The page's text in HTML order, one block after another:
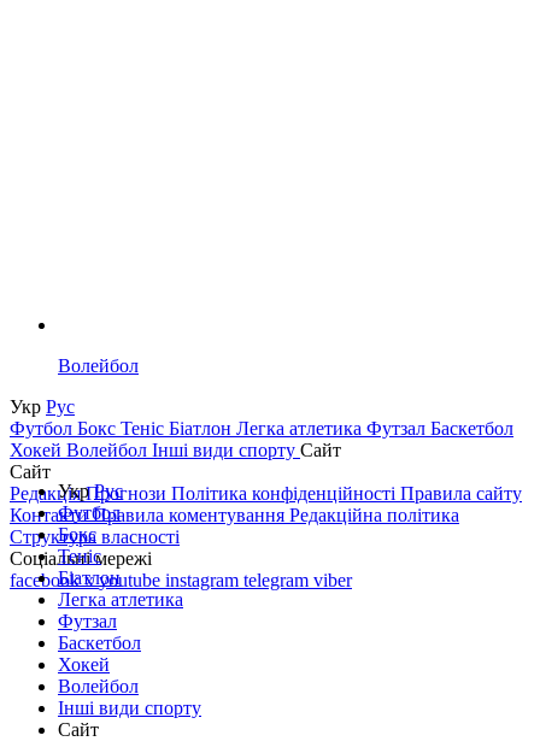
Волейбол
Укр Рус
Футбол Бокс Теніс Біатлон Легка атлетика Футзал Баскетбол
Хокей Волейбол Інші види спорту Сайт
Сайт
РедакціяПрогнози Політика конфіденційності Правила сайту
КонтактиПравила коментування Редакційна політика
Структура власності
Соціальні мережі
facebookxyoutube instagram telegram viber
УкрРус
Футбол
Бокс
Теніс
Біатлон
Легка атлетика
Футзал
Баскетбол
Хокей
Волейбол
Інші види спорту
Сайт